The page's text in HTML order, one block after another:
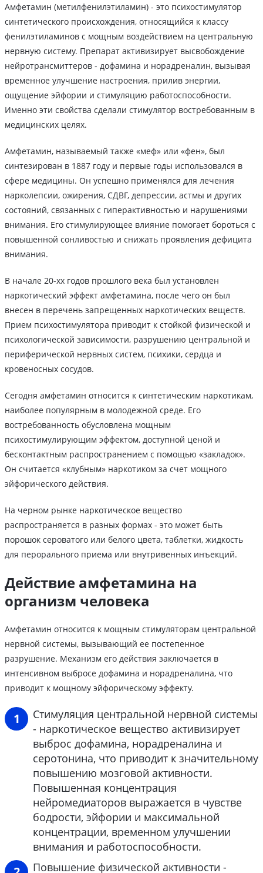
Амфетамин (метилфенилэтиламин) - это психостимулятор
синтетического происхождения, относящийся к классу
фенилэтиламинов с мощным воздействием на центральную
нервную систему. Препарат активизирует высвобождение
нейротрансмиттеров - дофамина и норадреналин, вызывая
временное улучшение настроения, прилив энергии,
ощущение эйфории и стимуляцию работоспособности.
Именно эти свойства сделали стимулятор востребованным в
медицинских целях.
Амфетамин, называемый также «меф» или «фен», был
синтезирован в 1887 году и первые годы использовался в
сфере медицины. Он успешно применялся для лечения
нарколепсии, ожирения, СДВГ, депрессии, астмы и других
состояний, связанных с гиперактивностью и нарушениями
внимания. Его стимулирующее влияние помогает бороться с
повышенной сонливостью и снижать проявления дефицита
внимания.
В начале 20-хх годов прошлого века был установлен
наркотический эффект амфетамина, после чего он был
внесен в перечень запрещенных наркотических веществ.
Прием психостимулятора приводит к стойкой физической и
психологической зависимости, разрушению центральной и
периферической нервных систем, психики, сердца и
кровеносных сосудов.
Сегодня амфетамин относится к синтетическим наркотикам,
наиболее популярным в молодежной среде. Его
востребованность обусловлена мощным
психостимулирующим эффектом, доступной ценой и
бесконтактным распространением с помощью «закладок».
Он считается «клубным» наркотиком за счет мощного
эйфорического действия.
На черном рынке наркотическое вещество
распространяется в разных формах - это может быть
порошок сероватого или белого цвета, таблетки, жидкость
для перорального приема или внутривенных инъекций.
Действие амфетамина на
организм человека
Амфетамин относится к мощным стимуляторам центральной
нервной системы, вызывающий ее постепенное
разрушение. Механизм его действия заключается в
интенсивном выбросе дофамина и норадреналина, что
приводит к мощному эйфорическому эффекту.
Стимуляция центральной нервной системы
- наркотическое вещество активизирует
выброс дофамина, норадреналина и
серотонина, что приводит к значительному
повышению мозговой активности.
Повышенная концентрация
нейромедиаторов выражается в чувстве
бодрости, эйфории и максимальной
концентрации, временном улучшении
внимания и работоспособности.
Повышение физической активности -